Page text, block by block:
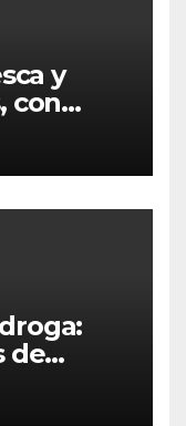
y
con
para
de
como